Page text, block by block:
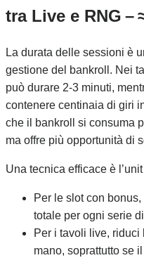
tra Live e RNG –
La durata delle sessioni è
gestione del bankroll. Nei
può durare 2‑3 minuti,
contenere centinaia di giri
che il bankroll si consuma
ma offre più opportunità di
Una tecnica efficace è
Per le slot con bonus,
totale per ogni serie
Per i tavoli live, riduci
mano, soprattutto se